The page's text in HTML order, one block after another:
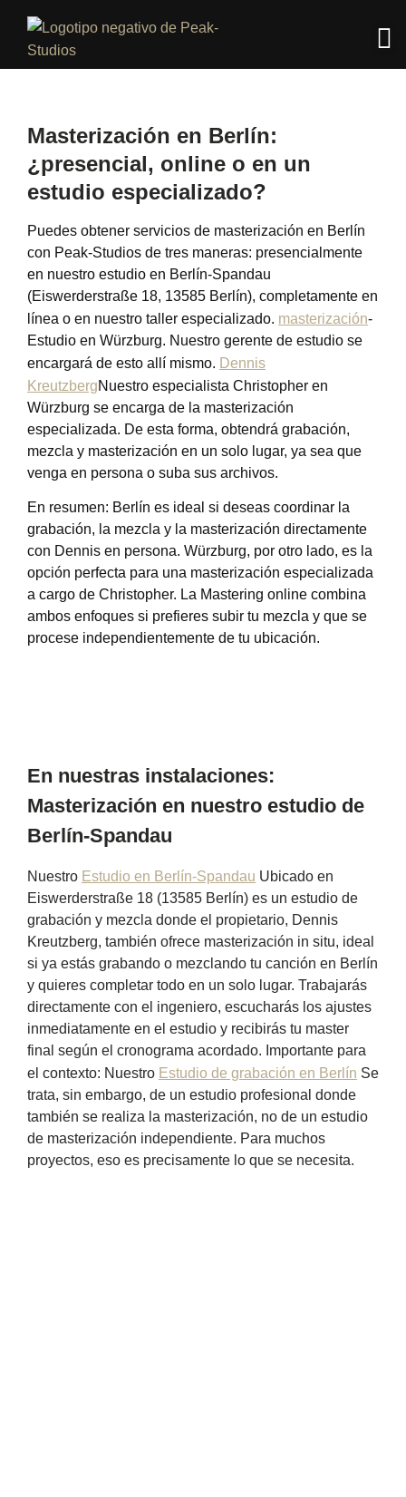
Masterización en Berlín:
¿presencial, online o en un
estudio especializado?
Puedes obtener servicios de masterización en Berlín
con Peak-Studios de tres maneras: presencialmente
en nuestro estudio en Berlín-Spandau
(Eiswerderstraße 18, 13585 Berlín), completamente en
línea o en nuestro taller especializado. masterización-
Estudio en Würzburg. Nuestro gerente de estudio se
encargará de esto allí mismo. Dennis
KreutzbergNuestro especialista Christopher en
Würzburg se encarga de la masterización
especializada. De esta forma, obtendrá grabación,
mezcla y masterización en un solo lugar, ya sea que
venga en persona o suba sus archivos.
En resumen: Berlín es ideal si deseas coordinar la
grabación, la mezcla y la masterización directamente
con Dennis en persona. Würzburg, por otro lado, es la
opción perfecta para una masterización especializada
a cargo de Christopher. La Mastering online combina
ambos enfoques si prefieres subir tu mezcla y que se
procese independientemente de tu ubicación.
En nuestras instalaciones:
Masterización en nuestro estudio de
Berlín-Spandau
Nuestro Estudio en Berlín-Spandau Ubicado en
Eiswerderstraße 18 (13585 Berlín) es un estudio de
grabación y mezcla donde el propietario, Dennis
Kreutzberg, también ofrece masterización in situ, ideal
si ya estás grabando o mezclando tu canción en Berlín
y quieres completar todo en un solo lugar. Trabajarás
directamente con el ingeniero, escucharás los ajustes
inmediatamente en el estudio y recibirás tu master
final según el cronograma acordado. Importante para
el contexto: Nuestro Estudio de grabación en Berlín Se
trata, sin embargo, de un estudio profesional donde
también se realiza la masterización, no de un estudio
de masterización independiente. Para muchos
proyectos, eso es precisamente lo que se necesita.